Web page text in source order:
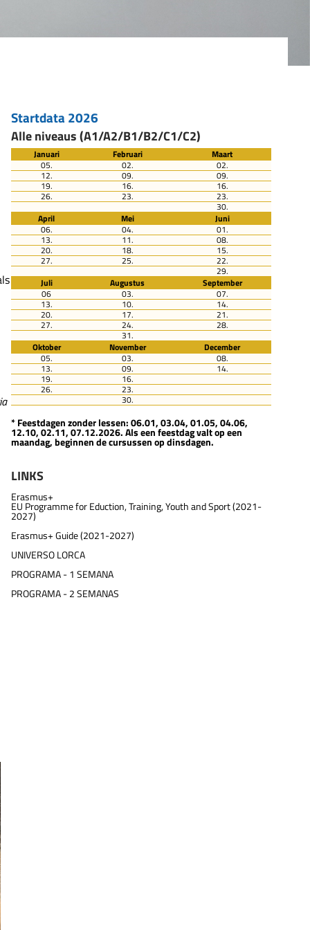
Startdata 2026
Alle niveaus (A1/A2/B1/B2/C1/C2)
Januari Februari
Maart
05.
02. 02.
12. 09. 09.
19. 16. 16.
26. 23. 23.
30.
April
Mei
Juni
06.
04. 01.
13. 11. 08.
20. 18. 15.
27. 25. 22.
29.
Juli
Augustus
September
06
03. 07.
13. 10. 14.
20. 17. 21.
27. 24. 28.
31.
Oktober
November
December
05.
03. 08.
13. 09. 14.
19. 16.
26. 23.
30.
* Feestdagen zonder lessen: 06.01, 03.04, 01.05, 04.06,
12.10, 02.11, 07.12.2026. Als een feestdag valt op een
maandag, beginnen de cursussen op dinsdagen.
LINKS
Erasmus+
EU Programme for Eduction, Training, Youth and Sport (2021-
2027)
Erasmus+ Guide (2021-2027)
UNIVERSO LORCA
PROGRAMA - 1 SEMANA
PROGRAMA - 2 SEMANAS